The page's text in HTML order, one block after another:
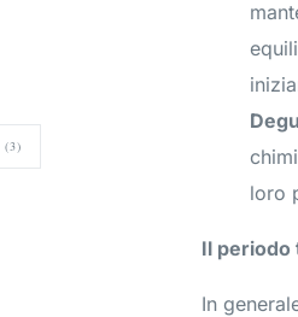
loro
Il periodo
In
(3)